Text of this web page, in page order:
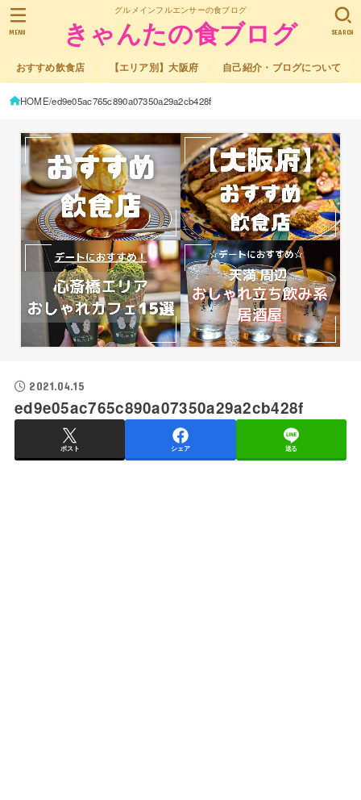
グルメインフルエンサーの食ブログ
きゃんたの食ブログ
おすすめ飲食店 【エリア別】大阪府 自己紹介・ブログについて
SEARCH
MENU
HOME ed9e05ac765c890a07350a29a2cb428f
2021.04.15
ed9e05ac765c890a07350a29a2cb428f
ポスト シェア 送る